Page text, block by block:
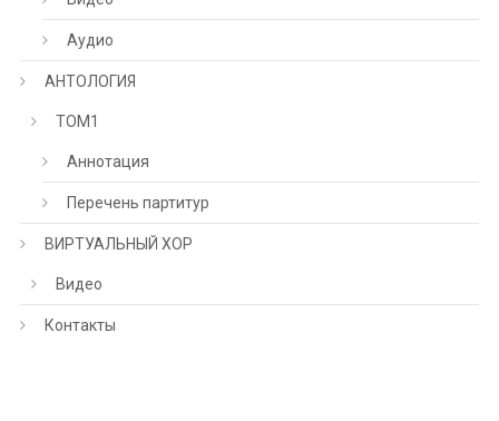
Аудио
АНТОЛОГИЯ
ТОМ1
Аннотация
Перечень партитур
ВИРТУАЛЬНЫЙ ХОР
Видео
Контакты